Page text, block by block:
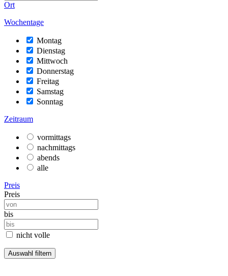
Ort
Wochentage
Montag
Dienstag
Mittwoch
Donnerstag
Freitag
Samstag
Sonntag
Zeitraum
vormittags
nachmittags
abends
alle
Preis
Preis
bis
nicht volle